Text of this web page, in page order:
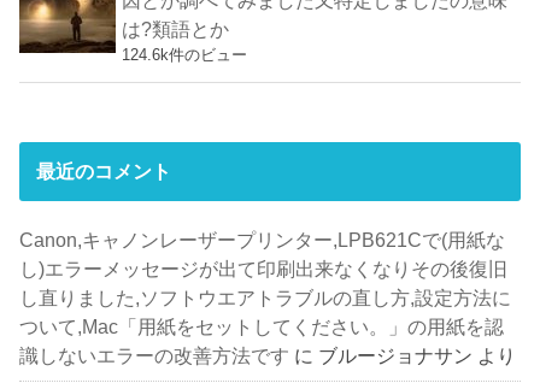
は?類語とか
124.6k件のビュー
最近のコメント
Canon,キャノンレーザープリンター,LPB621Cで(用紙な
し)エラーメッセージが出て印刷出来なくなりその後復旧
し直りました,ソフトウエアトラブルの直し方,設定方法に
ついて,Mac「用紙をセットしてください。」の用紙を認
識しないエラーの改善方法です に ブルージョナサン より